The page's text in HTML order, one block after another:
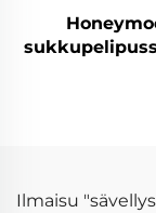
Ilmaisu